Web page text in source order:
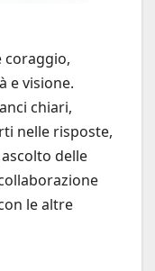
coraggio,
e visione.
chiari,
nelle risposte,
delle
le altre